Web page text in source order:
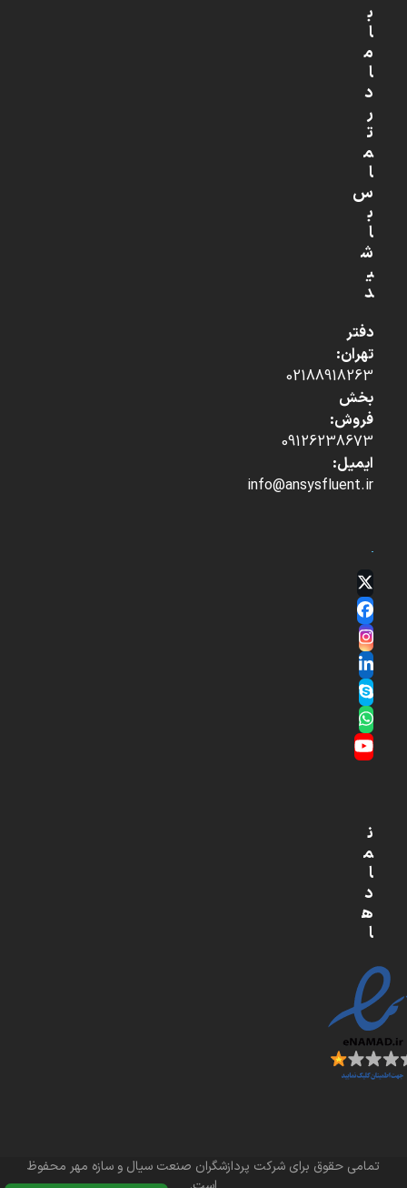
ب
ا
م
ا
د
ر
ت
م
ا
س
ب
ا
ش
ی
د
دفتر
تهران:
02188918263
بخش
فروش:
09126238673
ایمیل:
info@ansysfluent.ir
Twitter
(deprecated)
Facebook
Instagram
LinkedIn
Skype
Whatsapp
YouTube
ن
م
ا
د
ه
ا
تمامی حقوق برای شرکت پردازشگران صنعت سیال و سازه مهر محفوظ